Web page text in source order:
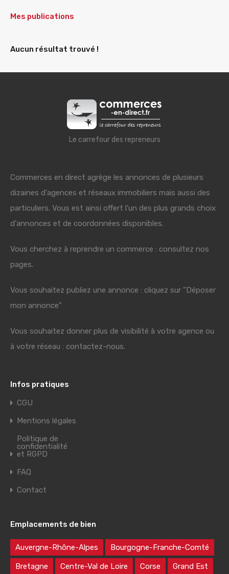
Mes publications
Aucun résultat trouvé !
Le carrefour des repreneurs
Commerces en direct agrège les annonces de plusieurs
dizaines d'agences et réseaux immobiliers mais aussi des
particuliers. Vous est ainsi offert l'un des plus grands choix
d'annonces et de coordonnées disponibles.
Vous cherchez à reprendre un commerce : consultez nos
pages.
Vous souhaitez publiez une annonce : cliquez sur "Déposer
mon annonce"
Vous souhaitez donner plus de visibilité à votre agence ou
à votre réseau : contactez-nous.
Infos pratiques
CGU
Mentions légales
Politique de
confidentialité
et RGPD
FAQ
Contact
Emplacements de bien
Auvergne-Rhône-Alpes Bourgogne-Franche-Comté
Bretagne Centre-Val de Loire Corse Grand Est